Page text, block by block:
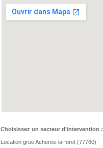
Choisissez un secteur d'intervention :
Location grue Acheres-la-foret (77760)